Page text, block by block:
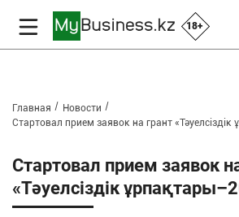
18+
Главная
Новости
Стартовал прием заявок на грант
Стартовал прием заявок
«Тәуелсіздік